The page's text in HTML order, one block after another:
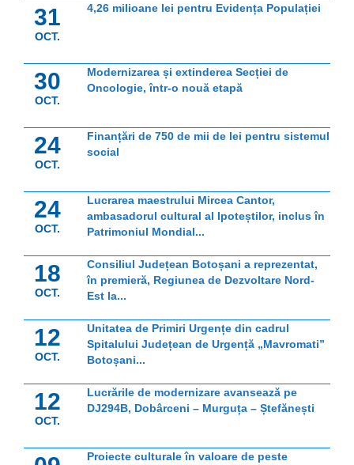
31
OCT.
4,26 milioane lei pentru Evidența Populației
30
OCT.
Modernizarea și extinderea Secției de
Oncologie, într-o nouă etapă
24
OCT.
Finanțări de 750 de mii de lei pentru sistemul
social
24
OCT.
Lucrarea maestrului Mircea Cantor,
ambasadorul cultural al Ipoteștilor, inclus în
Patrimoniul Mondial...
18
OCT.
Consiliul Județean Botoșani a reprezentat,
în premieră, Regiunea de Dezvoltare Nord-
Est la...
12
OCT.
Unitatea de Primiri Urgențe din cadrul
Spitalului Județean de Urgență „Mavromati”
Botoșani...
12
OCT.
Lucrările de modernizare avansează pe
DJ294B, Dobârceni – Murguța – Ștefănești
Proiecte culturale în valoare de peste